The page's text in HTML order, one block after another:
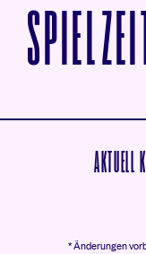
AKTUELL
* Änderungen